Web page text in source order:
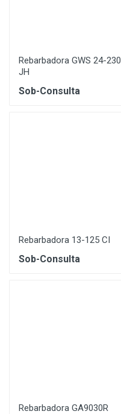
Rebarbadora GWS 24-230
JH
Sob-Consulta
Rebarbadora 13-125 CI
Sob-Consulta
Rebarbadora GA9030R